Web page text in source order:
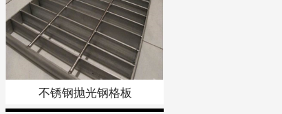
不锈钢抛光钢格板